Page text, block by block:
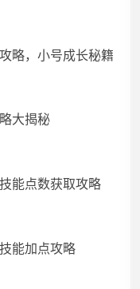
略，小号成长秘籍
大揭秘
能点数获取攻略
能加点攻略